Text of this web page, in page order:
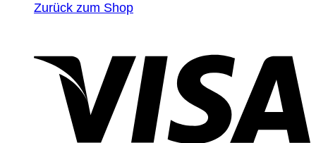
Zurück zum Shop